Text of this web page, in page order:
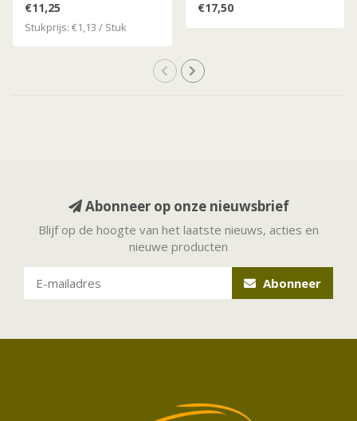
€11,25
Stukprijs: €1,13 / Stuk
€17,50
Abonneer op onze nieuwsbrief
Blijf op de hoogte van het laatste nieuws, acties en
nieuwe producten
Abonneer